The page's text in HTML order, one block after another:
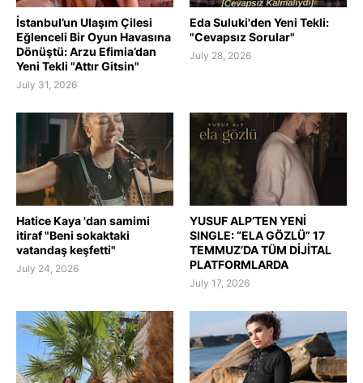
İstanbul’un Ulaşım Çilesi
Eğlenceli Bir Oyun Havasına
Dönüştü: Arzu Efimia’dan
Yeni Tekli "Attır Gitsin"
July 31, 2026
Eda Suluki'den Yeni Tekli:
"Cevapsız Sorular"
July 28, 2026
Hatice Kaya 'dan samimi
itiraf "Beni sokaktaki
vatandaş keşfetti"
July 24, 2026
YUSUF ALP’TEN YENİ
SINGLE: “ELA GÖZLÜ” 17
TEMMUZ’DA TÜM DİJİTAL
PLATFORMLARDA
July 17, 2026